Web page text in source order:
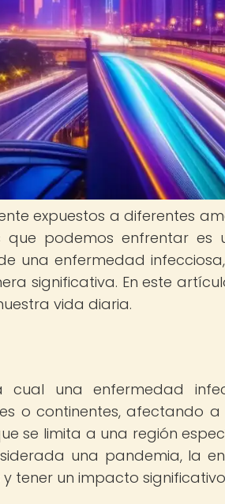
expuestos a diferentes
podemos enfrentar es
una enfermedad
significativa. En este
vida diaria.
una enfermedad
o continentes, afectando
se limita a una región
una pandemia, la
tener un impacto